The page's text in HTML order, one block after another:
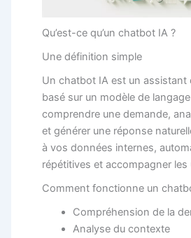
Qu’est-ce qu’un chatbot IA ?
Une définition simple
Un chatbot IA est un assistant
basé sur un modèle de
comprendre une demande,
et générer une réponse
à vos données internes,
répétitives et accompagner les
Comment fonctionne un
Compréhension de la
Analyse du contexte